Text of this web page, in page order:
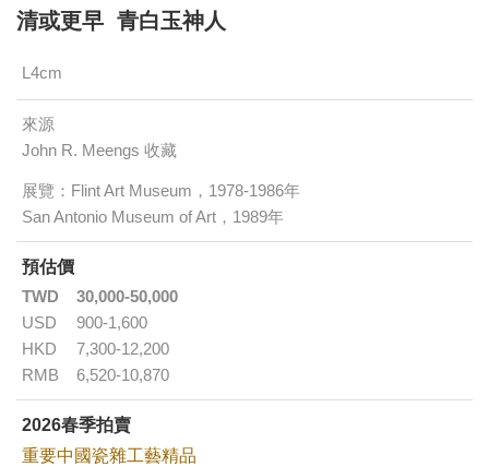
清或更早 青白玉神人
L4cm
來源
John R. Meengs 收藏
展覽：Flint Art Museum，1978-1986年
San Antonio Museum of Art，1989年
預估價
TWD
30,000-50,000
USD
900-1,600
HKD
7,300-12,200
RMB
6,520-10,870
2026春季拍賣
重要中國瓷雜工藝精品